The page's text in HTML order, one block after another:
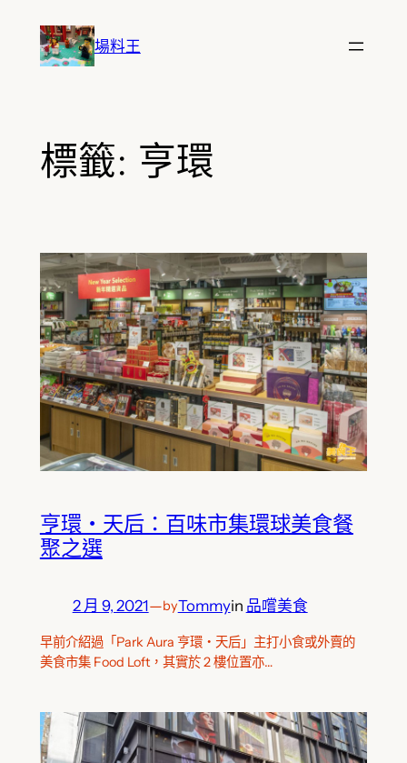
場料王
標籤: 亨環
亨環‧天后：百味市集環球美食餐
聚之選
2 月 9, 2021—byTommyin 品嚐美食
早前介紹過「Park Aura 亨環‧天后」主打小食或外賣的
美食市集 Food Loft，其實於 2 樓位置亦…